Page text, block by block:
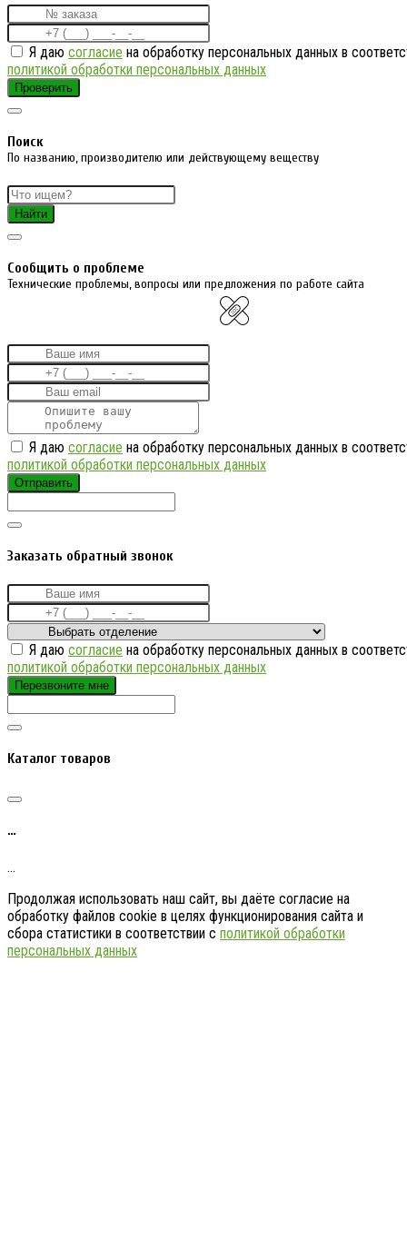
Я даю согласие на обработку персональных данных в
политикой обработки персональных данных
Проверить
Поиск
По названию, производителю или действующему веществу
Найти
Cообщить о проблеме
Технические проблемы, вопросы или предложения по работе сайта
Я даю согласие на обработку персональных данных в
политикой обработки персональных данных
Отправить
Заказать обратный звонок
Я даю согласие на обработку персональных данных в
политикой обработки персональных данных
Перезвоните мне
Каталог товаров
…
…
Продолжая использовать наш сайт, вы даёте согласие на
обработку файлов cookie в целях функционирования сайта и
сбора статистики в соответствии с политикой обработки
персональных данных